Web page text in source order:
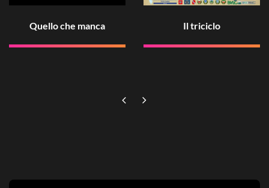
Quello che manca Il triciclo